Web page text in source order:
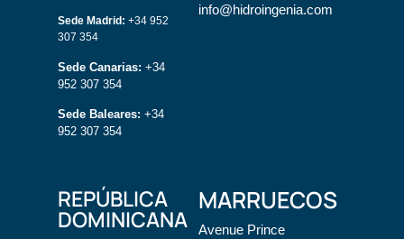
Sede Madrid: +34 952
307 354
Sede Canarias: +34
952 307 354
Sede Baleares: +34
952 307 354
info@hidroingenia.com
REPÚBLICA
DOMINICANA
MARRUECOS
Avenue Prince